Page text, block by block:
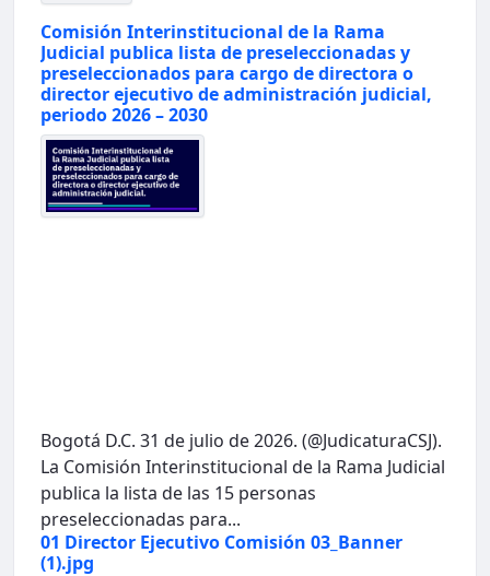
Comisión Interinstitucional de la Rama
Judicial publica lista de preseleccionadas y
preseleccionados para cargo de directora o
director ejecutivo de administración judicial,
periodo 2026 – 2030
Bogotá D.C. 31 de julio de 2026. (@JudicaturaCSJ).
La Comisión Interinstitucional de la Rama Judicial
publica la lista de las 15 personas
preseleccionadas para...
01 Director Ejecutivo Comisión 03_Banner
(1).jpg